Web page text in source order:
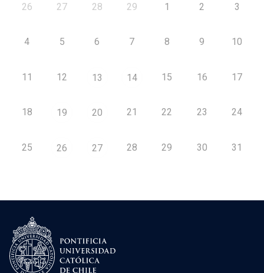
26 27 28 29 1 2 3
4 5 6 7 8 9 10
11 12 13 14 15 16 17
18 19 20 21 22 23 24
25 26 27 28 29 30 31